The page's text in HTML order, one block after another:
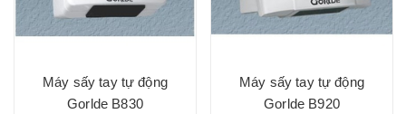
Máy sấy tay tự động
Gorlde B830
Máy sấy tay tự động
Gorlde B920